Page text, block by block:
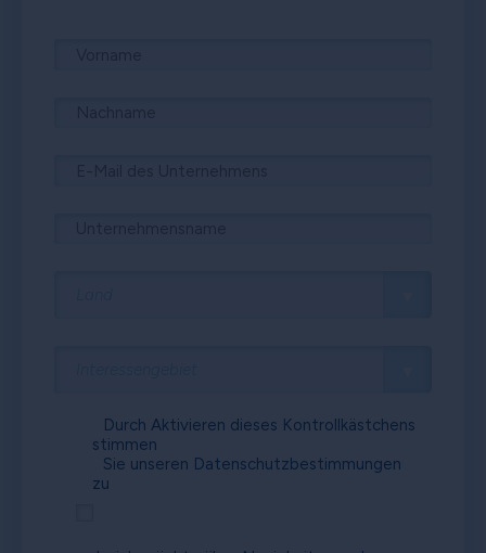
Durch Aktivieren dieses Kontrollkästchens
stimmen
Sie unseren Datenschutzbestimmungen
zu